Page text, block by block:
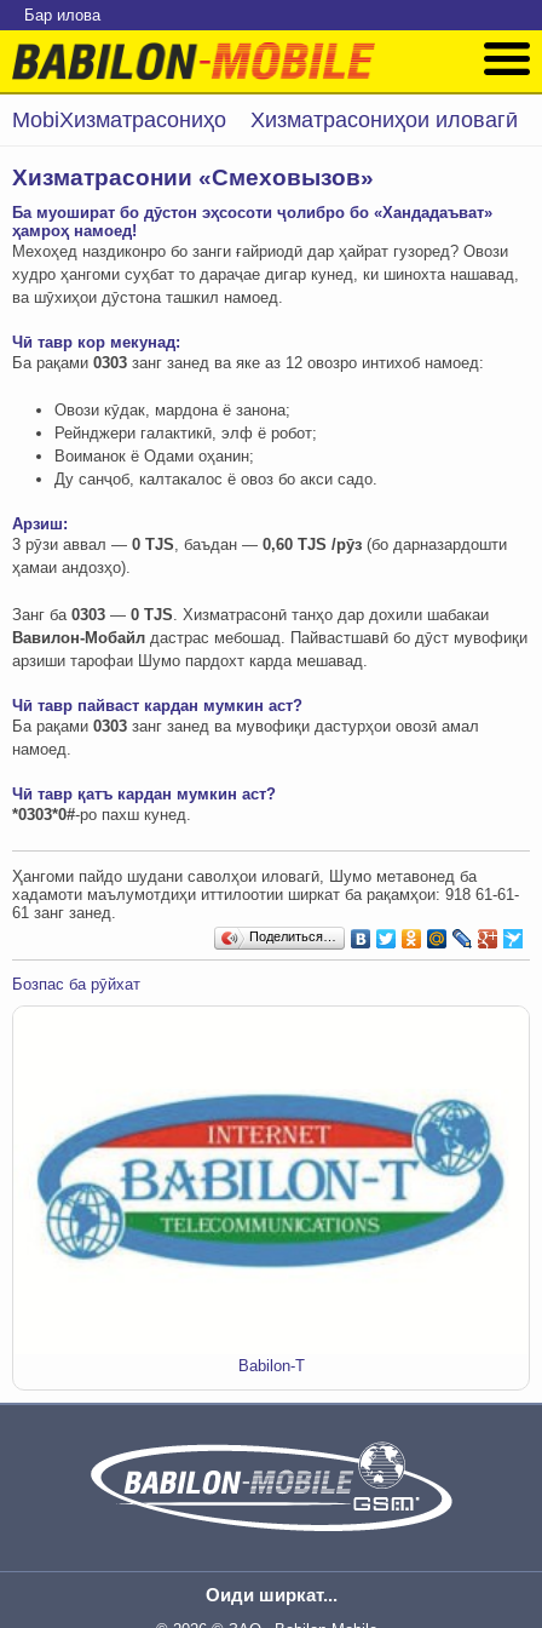
Бар илова
MobiХизматрасониҳо Хизматрасониҳои иловагӣ
Хизматрасонии «Смеховызов»
Ба муошират бо дӯстон эҳсосоти ҷолибро бо «Хандадаъват»
ҳамроҳ намоед!
Мехоҳед наздиконро бо занги ғайриодӣ дар ҳайрат гузоред? Овози
худро ҳангоми суҳбат то дараҷае дигар кунед, ки шинохта нашавад,
ва шӯхиҳои дӯстона ташкил намоед.
Чӣ тавр кор мекунад:
Ба рақами 0303 занг занед ва яке аз 12 овозро интихоб намоед:
Овози кӯдак, мардона ё занона;
Рейнджери галактикӣ, элф ё робот;
Воиманок ё Одами оҳанин;
Ду санҷоб, калтакалос ё овоз бо акси садо.
Арзиш:
3 рӯзи аввал — 0 TJS, баъдан — 0,60 TJS /рӯз (бо дарназардошти
ҳамаи андозҳо).
Занг ба 0303 — 0 TJS. Хизматрасонӣ танҳо дар дохили шабакаи
Вавилон-Мобайл дастрас мебошад. Пайвастшавӣ бо дӯст мувофиқи
арзиши тарофаи Шумо пардохт карда мешавад.
Чӣ тавр пайваст кардан мумкин аст?
Ба рақами 0303 занг занед ва мувофиқи дастурҳои овозӣ амал
намоед.
Чӣ тавр қатъ кардан мумкин аст?
*0303*0#-ро пахш кунед.
Ҳангоми пайдо шудани саволҳои иловагӣ, Шумо метавонед ба
хадамоти маълумотдиҳи иттилоотии ширкат ба рақамҳои: ‎‎918 61-61-
61 занг занед.
Поделиться…
Бозпас ба рӯйхат
Babilon-T
Оиди ширкат...